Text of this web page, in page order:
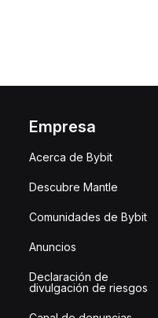
Empresa
Acerca de Bybit
Descubre Mantle
Comunidades de Bybit
Anuncios
Declaración de
divulgación de riesgos